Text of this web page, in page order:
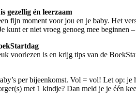
gezellig én leerzaam
fijn moment voor jou en je baby. Het
kunt er niet vroeg genoeg mee beginnen
voorlezen is en krijg tips van de
per bijeenkomst. Vol = vol! Let op:
met 1 kindje? Dan meld je je één